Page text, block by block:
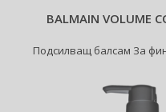
BALMAIN VOLUME
Подсилващ балсам За